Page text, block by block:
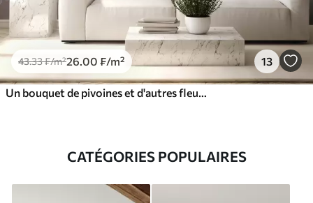
43.33₣/m²26 .00 ₣/m² 13
CATÉGORIES POPULAIRES